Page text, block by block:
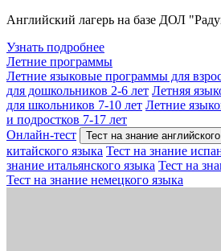
Английский лагерь на базе ДОЛ
Узнать подробнее
Летние программы
Летние языковые программы для
для дошкольников 2-6 лет Летняя
для школьников 7-10 лет Летние
и подростков 7-17 лет
Онлайн-тест
Тест на знание
китайского языка Тест на знание
знание итальянского языка Тест на
Тест на знание немецкого языка